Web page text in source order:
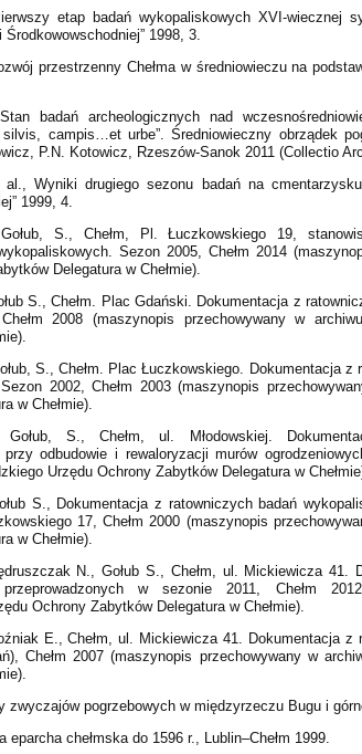
etap badań wykopaliskowych XVI-wiecznej
Środkowowschodniej” 1998, 3.
przestrzenny Chełma w średniowieczu na
badań archeologicznych nad
silvis, campis…et urbe”. Średniowieczny obrządek
P.N. Kotowicz, Rzeszów-Sanok 2011 (Collectio
Wyniki drugiego sezonu badań na
1999, 4.
S., Chełm, Pl. Łuczkowskiego 19,
Sezon 2005, Chełm 2014
Delegatura w Chełmie).
S., Chełm. Plac Gdański. Dokumentacja z
2008 (maszynopis przechowywany w
S., Chełm. Plac Łuczkowskiego. Dokumentacja
2002, Chełm 2003 (maszynopis
w Chełmie).
Gołub, S., Chełm, ul. Młodowskiej.
przy odbudowie i rewaloryzacji murów
Urzędu Ochrony Zabytków Delegatura w
S., Dokumentacja z ratowniczych badań
17, Chełm 2000 (maszynopis
w Chełmie).
N., Gołub S., Chełm, ul. Mickiewicza 41.
przeprowadzonych w sezonie 2011, Chełm
Ochrony Zabytków Delegatura w Chełmie).
E., Chełm, ul. Mickiewicza 41. Dokumentacja
Chełm 2007 (maszynopis przechowywany w
zwyczajów pogrzebowych w międzyrzeczu Bugu i
eparcha chełmska do 1596 r., Lublin–Chełm 1999.